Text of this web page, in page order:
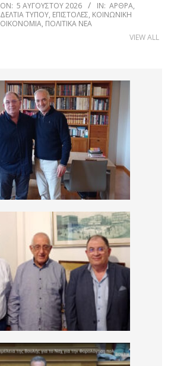
ON: 5 ΑΥΓΟΎΣΤΟΥ 2026 IN: ΆΡΘΡΑ,
ΔΕΛΤΊΑ ΤΎΠΟΥ, ΕΠΙΣΤΟΛΈΣ, ΚΟΙΝΩΝΙΚΉ
ΟΙΚΟΝΟΜΊΑ, ΠΟΛΙΤΙΚΆ ΝΈΑ
VIEW ALL